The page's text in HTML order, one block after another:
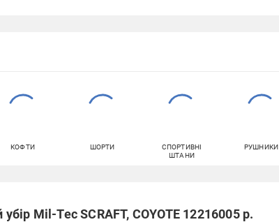
КОФТИ ШОРТИ
СПОРТИВНІ
ШТАНИ
РУШНИКИ
Mil-Tec SCRAFT, COYOTE 12216005 р.